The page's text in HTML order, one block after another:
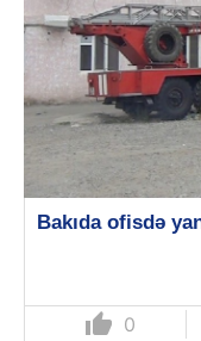
Bakıda ofisdə
thumb_up 0